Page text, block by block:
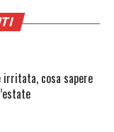
irritata, cosa sapere